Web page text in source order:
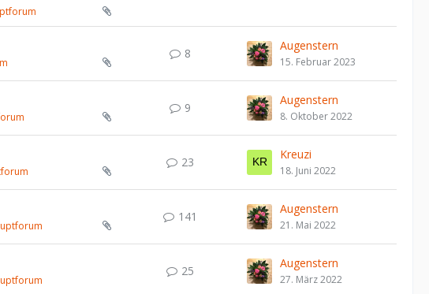
8
Augenstern
15. Februar 2023
9
Augenstern
8. Oktober 2022
23
Kreuzi
18. Juni 2022
141
Augenstern
21. Mai 2022
25
Augenstern
27. März 2022